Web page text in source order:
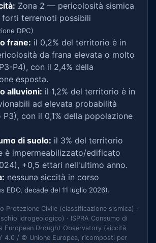
Zona 2 — pericolosità sismica
terremoti possibili
DPC)
frane: il 0,2% del territorio è in
da frana elevata o molto
P4), con il 2,4% della
esposta.
alluvioni: il 1,2% del territorio è in
ad elevata probabilità
P3), con il 0,1% della popolazione
di suolo: il 3% del territorio
è impermeabilizzato/edificato
+0,5 ettari nell'ultimo anno.
nessuna siccità in corso
EDO, decade del 11 luglio 2026).
Protezione Civile (classificazione sismica) ·
idrogeologico) · ISPRA Consumo di
European Drought Observatory (siccità
4.0 / © Unione Europea, ricomposti per